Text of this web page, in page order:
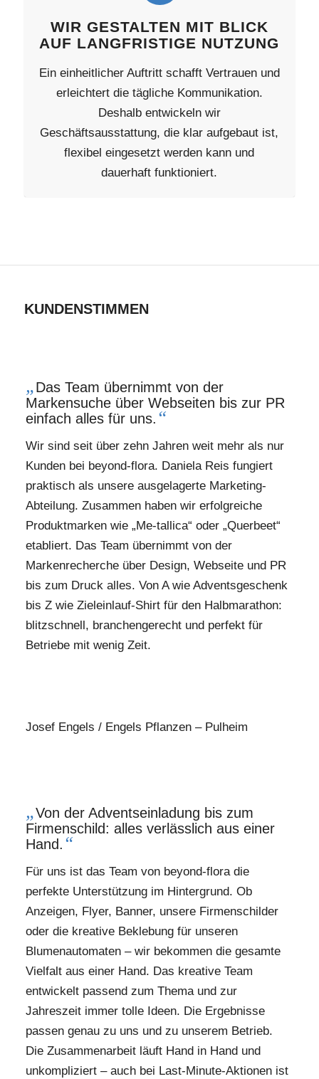
WIR GESTALTEN MIT BLICK
AUF LANGFRISTIGE NUTZUNG
Ein einheitlicher Auftritt schafft Vertrauen und
erleichtert die tägliche Kommunikation.
Deshalb entwickeln wir
Geschäftsausstattung, die klar aufgebaut ist,
flexibel eingesetzt werden kann und
dauerhaft funktioniert.
KUNDENSTIMMEN
„Das Team übernimmt von der
Markensuche über Webseiten bis zur PR
einfach alles für uns. “
Wir sind seit über zehn Jahren weit mehr als nur
Kunden bei beyond-flora. Daniela Reis fungiert
praktisch als unsere ausgelagerte Marketing-
Abteilung. Zusammen haben wir erfolgreiche
Produktmarken wie „Me-tallica“ oder „Querbeet“
etabliert. Das Team übernimmt von der
Markenrecherche über Design, Webseite und PR
bis zum Druck alles. Von A wie Adventsgeschenk
bis Z wie Zieleinlauf-Shirt für den Halbmarathon:
blitzschnell, branchengerecht und perfekt für
Betriebe mit wenig Zeit.
Josef Engels / Engels Pflanzen – Pulheim
„Von der Adventseinladung bis zum
Firmenschild: alles verlässlich aus einer
Hand. “
Für uns ist das Team von beyond-flora die
perfekte Unterstützung im Hintergrund. Ob
Anzeigen, Flyer, Banner, unsere Firmenschilder
oder die kreative Beklebung für unseren
Blumenautomaten – wir bekommen die gesamte
Vielfalt aus einer Hand. Das kreative Team
entwickelt passend zum Thema und zur
Jahreszeit immer tolle Ideen. Die Ergebnisse
passen genau zu uns und zu unserem Betrieb.
Die Zusammenarbeit läuft Hand in Hand und
unkompliziert – auch bei Last-Minute-Aktionen ist